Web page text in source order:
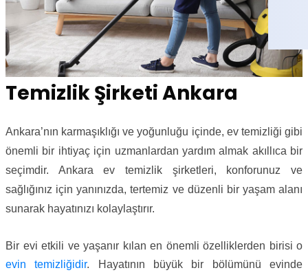
Temizlik Şirketi Ankara
Ankara’nın karmaşıklığı ve yoğunluğu içinde, ev temizliği gibi
önemli bir ihtiyaç için uzmanlardan yardım almak akıllıca bir
seçimdir. Ankara ev temizlik şirketleri, konforunuz ve
sağlığınız için yanınızda, tertemiz ve düzenli bir yaşam alanı
sunarak hayatınızı kolaylaştırır.
Bir evi etkili ve yaşanır kılan en önemli özelliklerden birisi o
evin temizliğidir. Hayatının büyük bir bölümünü evinde